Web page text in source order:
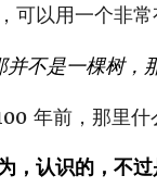
可以用一个非
不是一棵树，
年前，那里什
，认识的，不过